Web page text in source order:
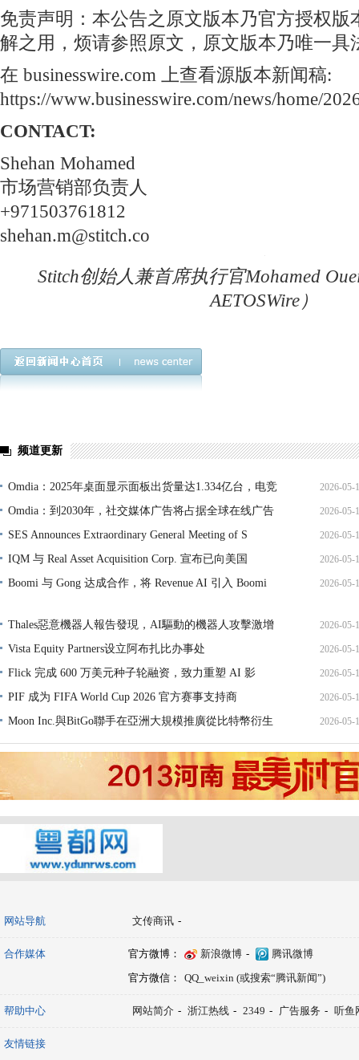
免责声明：本公告之原文版本乃官方授权版
解之用，烦请参照原文，原文版本乃唯一具
在 businesswire.com
上查看源版本新闻稿:
https://www.businesswire.com/news/home/
CONTACT:
Shehan Mohamed
市场营销部负责人
+971503761812
shehan.m@stitch.co
Stitch创始人兼首席执行官Mohamed
AETOSWire）
频道更新
Omdia：2025年桌面显示面板出货量达1.334亿台，电竞 2026-05-
Omdia：到2030年，社交媒体广告将占据全球在线广告 2026-05-
SES Announces Extraordinary General Meeting of S 2026-05-
IQM 与 Real Asset Acquisition Corp. 宣布已向美国 2026-05-
Boomi 与 Gong 达成合作，将 Revenue AI 引入 Boomi 2026-05-
Thales惡意機器人報告發現，AI驅動的機器人攻擊激增 2026-05-
Vista Equity Partners设立阿布扎比办事处 2026-05-
Flick 完成 600 万美元种子轮融资，致力重塑 AI 影 2026-05-
PIF 成为 FIFA World Cup 2026 官方赛事支持商 2026-05-
Moon Inc.與BitGo聯手在亞洲大規模推廣從比特幣衍生 2026-05-
网站导航 文传商讯 -
合作媒体 官方微博： 新浪微博 -
腾讯微博
官方微信：
QQ_weixin (或搜索“腾讯新闻”)
帮助中心 网站简介 - 浙江热线 - 2349 - 广告服务 - 听鱼
友情链接